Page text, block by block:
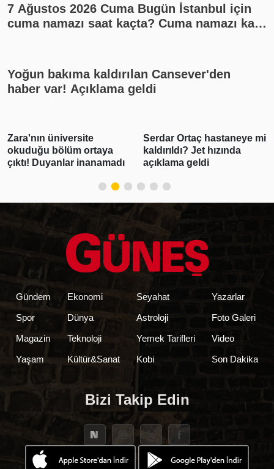
7 Ağustos 2026 Cuma Bugün İstanbul için
cuma namazı saat kaçta? Cuma namazı kaç
Yoğun bakıma kaldırılan Cansever'den
haber var! Açıklama geldi
Serdar Ortaç hastaneye mi
kaldırıldı? Jet hızında
açıklama geldi
Demet Akalın'ın doğal
pozu şoke etti! Filtre
kullanmadı, olanlar oldu
Gündem
Spor
Magazin
Yaşam
Ekonomi
Dünya
Teknoloji
Kültür&Sanat
Seyahat
Astroloji
Yemek Tarifleri
Kobi
Yazarlar
Foto Galeri
Video
Son Dakika
Bizi Takip Edin